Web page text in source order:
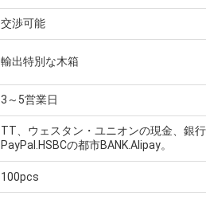
交渉可能
輸出特別な木箱
3～5営業日
TT、ウェスタン・ユニオンの現金、銀行
PayPal.HSBCの都市BANK.Alipay。
100pcs